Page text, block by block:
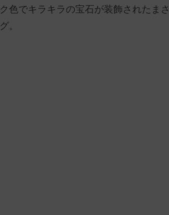
ク色でキラキラの宝石が装飾されたま
グ。